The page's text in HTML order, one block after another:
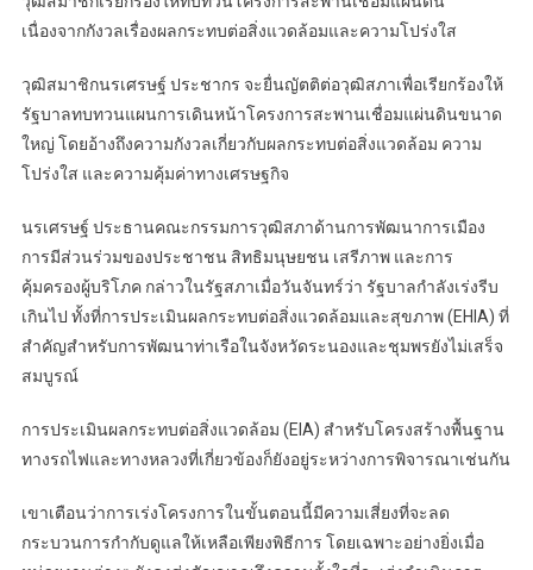
เนื่องจากกังวลเรื่องผลกระทบต่อสิ่งแวดล้อมและความโปร่งใส
วุฒิสมาชิกนรเศรษฐ์ ประชากร จะยื่นญัตติต่อวุฒิสภาเพื่อเรียกร้องให้
รัฐบาลทบทวนแผนการเดินหน้าโครงการสะพานเชื่อมแผ่นดินขนาด
ใหญ่ โดยอ้างถึงความกังวลเกี่ยวกับผลกระทบต่อสิ่งแวดล้อม ความ
โปร่งใส และความคุ้มค่าทางเศรษฐกิจ
นรเศรษฐ์ ประธานคณะกรรมการวุฒิสภาด้านการพัฒนาการเมือง
การมีส่วนร่วมของประชาชน สิทธิมนุษยชน เสรีภาพ และการ
คุ้มครองผู้บริโภค กล่าวในรัฐสภาเมื่อวันจันทร์ว่า รัฐบาลกำลังเร่งรีบ
เกินไป ทั้งที่การประเมินผลกระทบต่อสิ่งแวดล้อมและสุขภาพ (EHIA) ที่
สำคัญสำหรับการพัฒนาท่าเรือในจังหวัดระนองและชุมพรยังไม่เสร็จ
สมบูรณ์
การประเมินผลกระทบต่อสิ่งแวดล้อม (EIA) สำหรับโครงสร้างพื้นฐาน
ทางรถไฟและทางหลวงที่เกี่ยวข้องก็ยังอยู่ระหว่างการพิจารณาเช่นกัน
เขาเตือนว่าการเร่งโครงการในขั้นตอนนี้มีความเสี่ยงที่จะลด
กระบวนการกำกับดูแลให้เหลือเพียงพิธีการ โดยเฉพาะอย่างยิ่งเมื่อ